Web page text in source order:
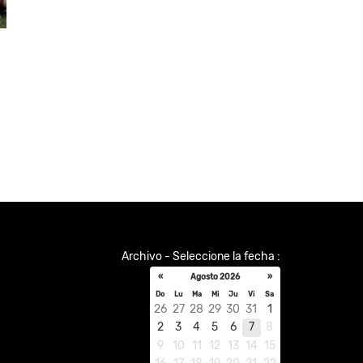
Archivo - Seleccione la fecha :
« Agosto 2026 »
Do Lu Ma Mi Ju Vi Sa
26 27 28 29 30 31
1
2
3 4 5 6 7
8
9
10 11 12 13 14 15